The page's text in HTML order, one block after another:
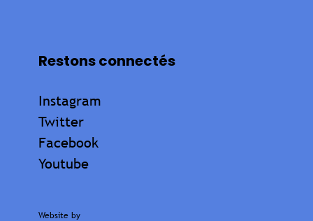
Restons connectés
Instagram
Twitter
Facebook
Youtube
Website by